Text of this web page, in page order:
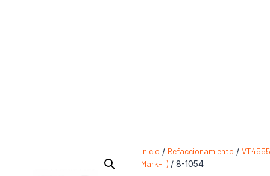
Inicio / Refaccionamiento /
Mark-II) / 8-1054